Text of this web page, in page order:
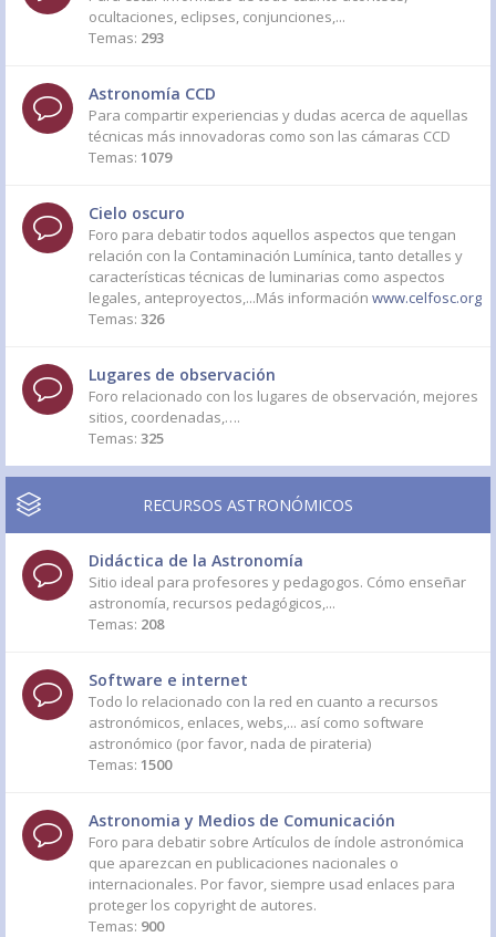
ocultaciones, eclipses, conjunciones,...
Temas: 293
Astronomía CCD
Para compartir experiencias y dudas acerca de aquellas
técnicas más innovadoras como son las cámaras CCD
Temas: 1079
Cielo oscuro
Foro para debatir todos aquellos aspectos que tengan
relación con la Contaminación Lumínica, tanto detalles y
características técnicas de luminarias como aspectos
legales, anteproyectos,...Más información www.celfosc.org
Temas: 326
Lugares de observación
Foro relacionado con los lugares de observación, mejores
sitios, coordenadas,….
Temas: 325
RECURSOS ASTRONÓMICOS
Didáctica de la Astronomía
Sitio ideal para profesores y pedagogos. Cómo enseñar
astronomía, recursos pedagógicos,...
Temas: 208
Software e internet
Todo lo relacionado con la red en cuanto a recursos
astronómicos, enlaces, webs,... así como software
astronómico (por favor, nada de pirateria)
Temas: 1500
Astronomia y Medios de Comunicación
Foro para debatir sobre Artículos de índole astronómica
que aparezcan en publicaciones nacionales o
internacionales. Por favor, siempre usad enlaces para
proteger los copyright de autores.
Temas: 900